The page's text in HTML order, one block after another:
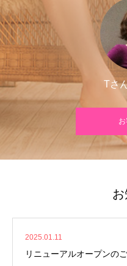
Tさ
2025.01.11
リニューアルオープンの